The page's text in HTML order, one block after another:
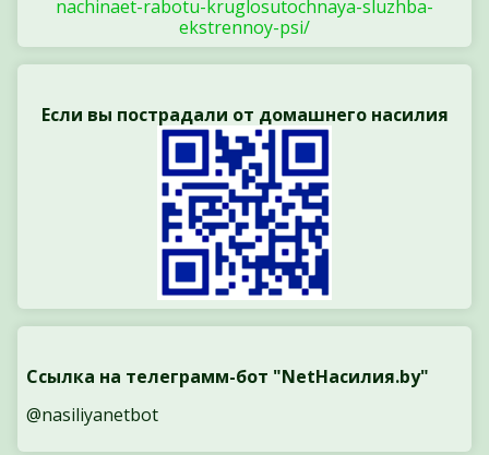
nachinaet-rabotu-kruglosutochnaya-sluzhba-
ekstrennoy-psi/
Если вы пострадали от домашнего насилия
Ссылка на телеграмм-бот "NetНасилия.by"
@nasiliyanetbot